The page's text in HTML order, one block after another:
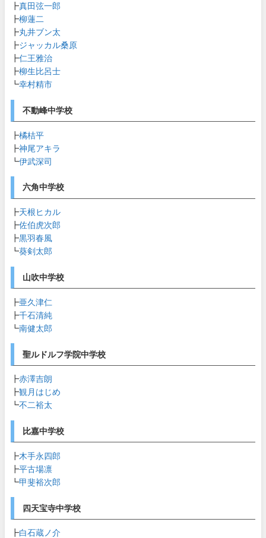
┣真田弦一郎
┣柳蓮二
┣丸井ブン太
┣ジャッカル桑原
┣仁王雅治
┣柳生比呂士
┗幸村精市
不動峰中学校
┣橘桔平
┣神尾アキラ
┗伊武深司
六角中学校
┣天根ヒカル
┣佐伯虎次郎
┣黒羽春風
┗葵剣太郎
山吹中学校
┣亜久津仁
┣千石清純
┗南健太郎
聖ルドルフ学院中学校
┣赤澤吉朗
┣観月はじめ
┗不二裕太
比嘉中学校
┣木手永四郎
┣平古場凛
┗甲斐裕次郎
四天宝寺中学校
┣白石蔵ノ介